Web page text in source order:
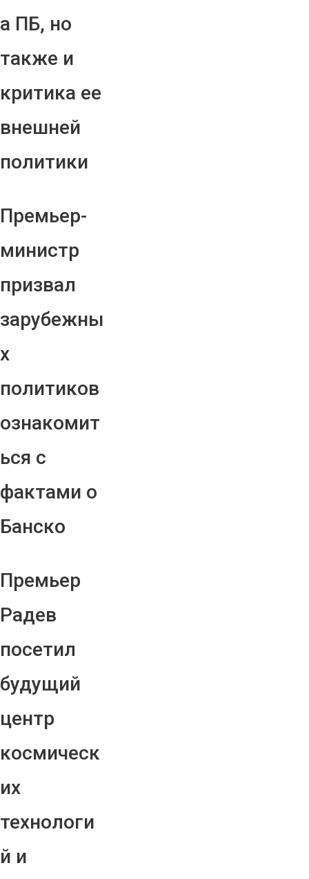
а ПБ, но
также и
критика ее
внешней
политики
Премьер-
министр
призвал
зарубежны
х
политиков
ознакомит
ься с
фактами о
Банско
Премьер
Радев
посетил
будущий
центр
космическ
их
технологи
й и